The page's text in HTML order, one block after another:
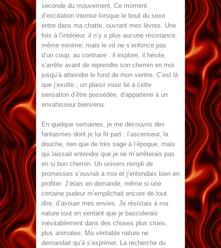
seconde du mouvement. Ce moment
d’excitation intense lorsque le bout du sexe
entre dans ma chatte, ouvrant mes lèvres. Une
fois à l’intérieur, il n’y a plus aucune résistance,
même minime, mais le vit ne s’enfonce pas
d’un coup, au contraire : il explore, il hésite,
s’arrête avant de reprendre son chemin en moi
jusqu’à atteindre le fond de mon ventre. C’est là
que j’exulte ; un plaisir inouï lié à cette
sensation d’être possédée, d’appartenir à un
envahisseur bienvenu.
En quelque semaines, je me découvris des
fantasmes dont je lui fit part : l’ascenseur, la
douche, rien que de très sage à l’époque, mais
qui laissait entendre que je ne m’arrêterais pas
en si bon chemin. Un univers rempli de
promesses s’ouvrait à moi et j’entendais bien en
profiter. J’étais en demande, même si une
certaine pudeur m’empêchait encore de tout
dire, d’avouer mes envies. Je résistais à ma
nature tout en sentant que je basculerais
inévitablement dans des choses plus crues,
plus animales. Ma véritable nature ne
demandait qu’à s’exprimer. La recherche du